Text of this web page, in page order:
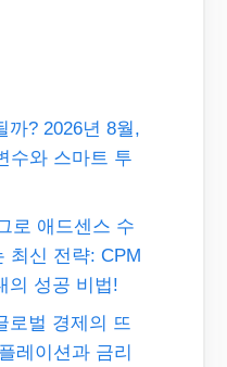
까? 2026년 8월,
수와 스마트 투
로 애드센스 수
최신 전략: CPM
의 성공 비법!
로벌 경제의 뜨
레이션과 금리